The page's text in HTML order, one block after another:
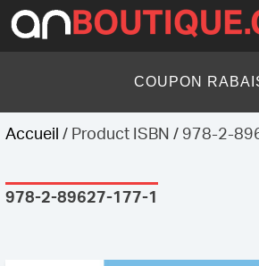
Skip
to
content
COUPON
Accueil / Product ISBN / 978-2-
978-2-89627-177-1